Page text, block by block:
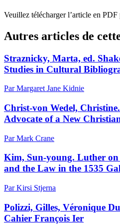
Veuillez télécharger l’article en
Autres articles de
Straznicky, Marta, ed.
Studies in Cultural
Par Margaret Jane Kidnie
Christ-von Wedel,
Advocate of a New
Par Mark Crane
Kim, Sun-young. Luther
and the Law in the 1535
Par Kirsi Stjerna
Polizzi, Gilles, Véronique
Cahier François Ier